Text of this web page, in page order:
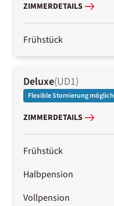
ZIMMERDETAILS
Frühstück
Deluxe(UD1)
Flexible Stornierung möglich
ZIMMERDETAILS
Frühstück
Halbpension
Vollpension